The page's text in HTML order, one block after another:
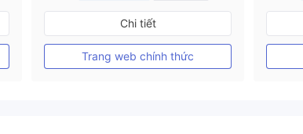
Đăng ký tại Nước Úc
MT4 Chính thức
Chi tiết
Trang web chính thức